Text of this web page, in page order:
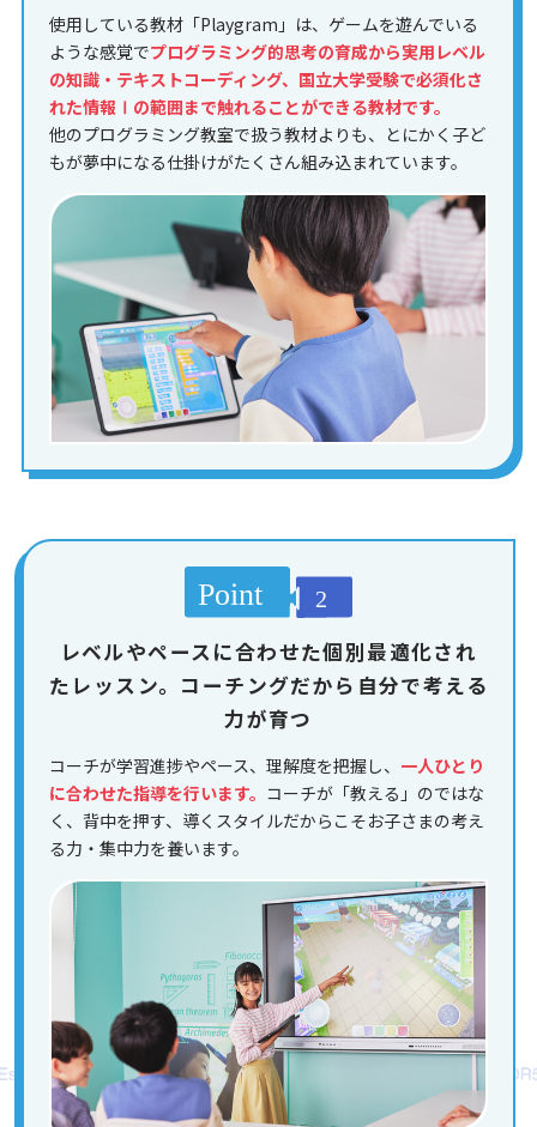
使用している教材「Playgram」は、ゲームを遊んでいる
ような感覚でプログラミング的思考の育成から実用レベル
の知識・テキストコーディング、国立大学受験で必須化さ
れた情報Ⅰの範囲まで触れることができる教材です。
他のプログラミング教室で扱う教材よりも、とにかく子ど
もが夢中になる仕掛けがたくさん組み込まれています。
レベルやペースに合わせた個別最適化され
たレッスン。コーチングだから自分で考える
力が育つ
コーチが学習進捗やペース、理解度を把握し、 一人ひとり
に合わせた指導を行います。 コーチが「教える」のではな
く、背中を押す、導くスタイルだからこそお子さまの考え
る力・集中力を養います。